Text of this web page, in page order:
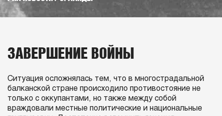
ЗАВЕРШЕНИЕ ВОЙНЫ
Ситуация осложнялась тем, что в многострадальной
балканской стране происходило противостояние не
только с оккупантами, но также между собой
враждовали местные политические и национальные